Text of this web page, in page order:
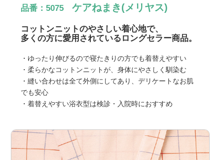
品番：5075ケアねまき(メリヤス)
コットンニットのやさしい着心地で、
多くの方に愛用されているロングセラー商品。
・ゆったり伸びるので寝たきりの方でも着替えやすい
・柔らかなコットンニットが、身体にやさしく馴染む
・縫い合わせは全て外側にしてあり、デリケートなお肌
でも安心
・着替えやすい浴衣型は検診・入院時におすすめ